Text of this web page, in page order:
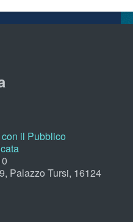
il Pubblico
Palazzo Tursi, 16124